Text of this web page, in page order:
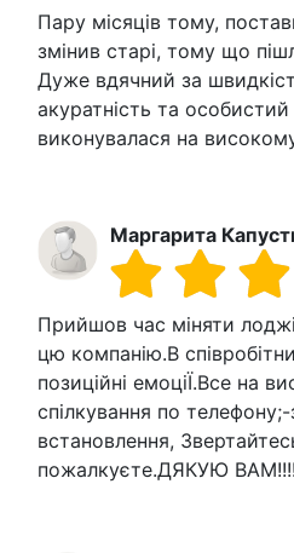
Пару місяців тому,
змінив старі, тому що
Дуже вдячний за
акуратність та особистий
виконувалася на високому
Маргарита
Прийшов час міняти
цю компанію.В
позиційні емоціЇ.Все на
спілкування по телефону;-
встановлення,
пожалкуєте.ДЯКУЮ